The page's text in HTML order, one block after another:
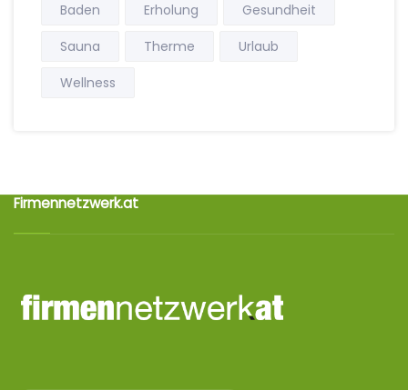
Baden Erholung
Gesundheit
Sauna
Therme
Urlaub
Wellness
Firmennetzwerk.at